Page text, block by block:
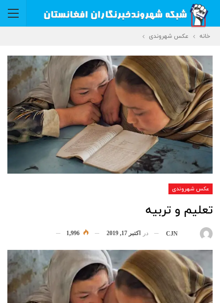
خانه عکس شهروندی
عکس شهروندی
تعلیم و تربیه
CJN در اکتبر 17, 2019 1,996